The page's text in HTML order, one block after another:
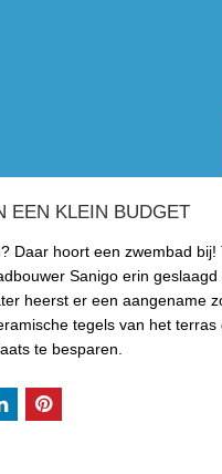
EEN KLEIN BUDGET
Daar hoort een zwembad
Sanigo erin
heerst er een aangename
tegels van het
te besparen.